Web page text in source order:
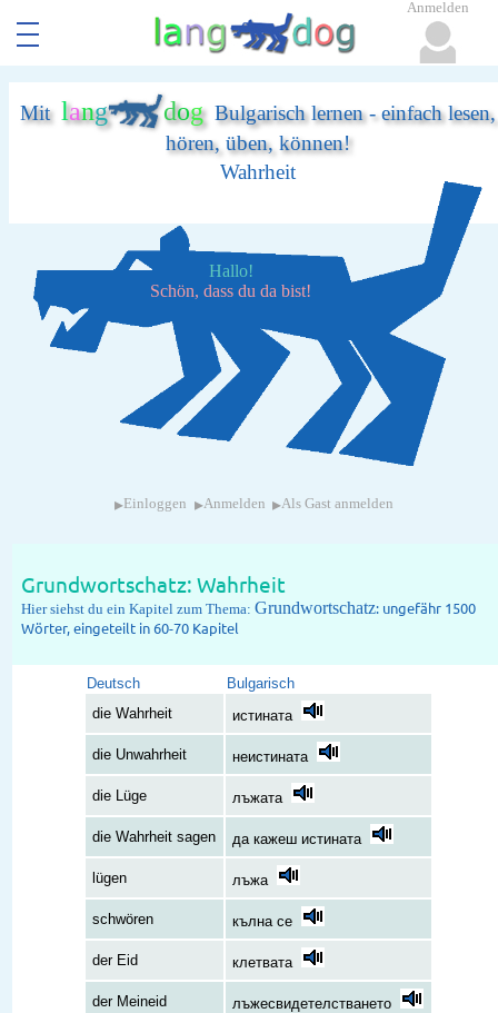
Mit lang dogBulgarisch lernen - einfach lesen,
hören, üben, können!
Wahrheit
Hallo!
Schön, dass du da bist!
▸ Einloggen ▸Anmelden ▸Als Gast anmelden
Grundwortschatz: Wahrheit
Hier siehst du ein Kapitel zum Thema:Grundwortschatz: ungefähr 1500
Wörter, eingeteilt in 60-70 Kapitel
Deutsch
Bulgarisch
die Wahrheit
истината
die Unwahrheit неистината
die Lüge лъжата
die Wahrheit sagen да кажеш истината
lügen лъжа
schwören кълна се
der Eid клетвата
der Meineid лъжесвидетелстването
Anmelden